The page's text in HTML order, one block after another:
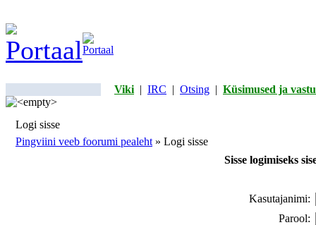
Viki | IRC | Otsing | Küsimused ja
Logi sisse
Pingviini veeb foorumi pealeht » Logi sisse
Sisse logimiseks
Kasutajanimi:
Parool: